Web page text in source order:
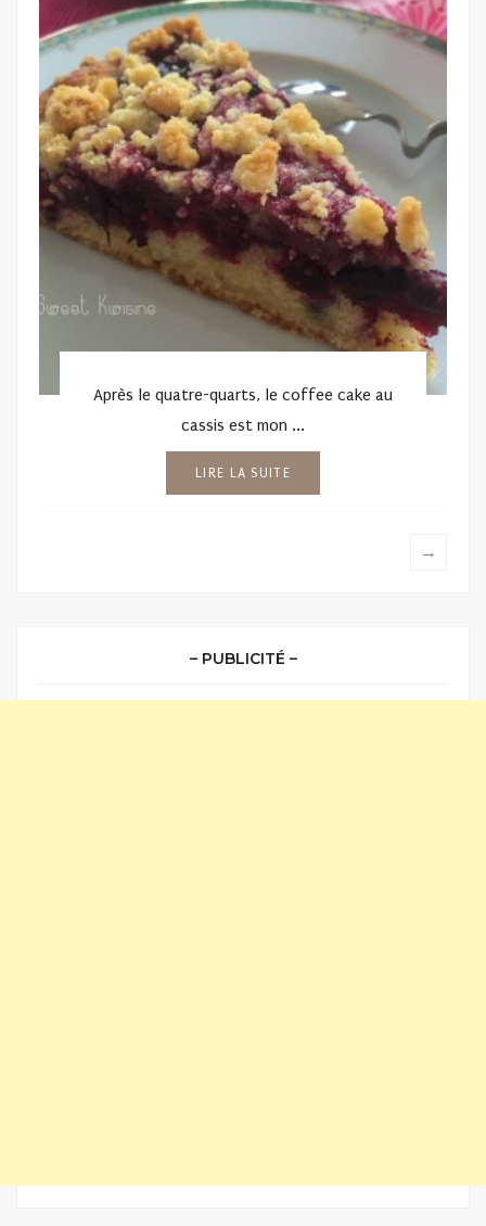
Après le quatre-quarts, le coffee cake au
cassis est mon ...
LIRE LA SUITE
→
– PUBLICITÉ –